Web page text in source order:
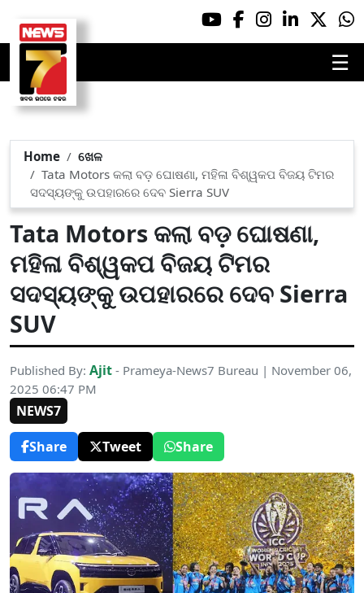
☰
Home
ଖେଳ
Tata Motors କଲା ବଡ଼ ଘୋଷଣା, ମହିଳା ବିଶ୍ୱକପ ବିଜୟ ଟିମର
ସଦସ୍ୟଙ୍କୁ ଉପହାରରେ ଦେବ Sierra SUV
Tata Motors କଲା ବଡ଼ ଘୋଷଣା,
ମହିଳା ବିଶ୍ୱକପ ବିଜୟ ଟିମର
ସଦସ୍ୟଙ୍କୁ ଉପହାରରେ ଦେବ Sierra
SUV
Published By: Ajit - Prameya-News7 Bureau | November 06,
2025 06:47 PM
NEWS7
Share
Tweet Share